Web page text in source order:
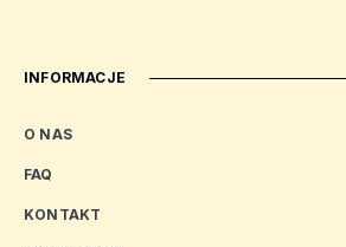
INFORMACJE
O NAS
FAQ
KONTAKT